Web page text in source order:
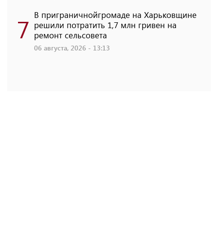
7 В приграничнойгромаде на Харьковщине
решили потратить 1,7 млн ​​гривен на
ремонт сельсовета
06 августа, 2026 - 13:13